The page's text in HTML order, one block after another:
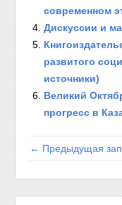
современном
Дискуссии и
развитого
источники)
Великий
прогресс в
← Предыдущая